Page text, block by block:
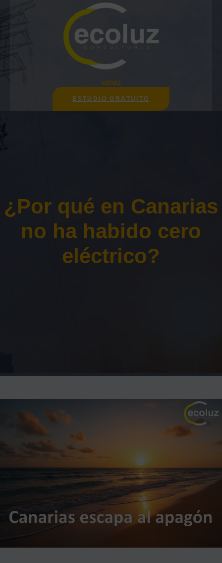
MENÚ
ESTUDIO GRATUITO
¿Por qué en Canarias
no ha habido cero
eléctrico?